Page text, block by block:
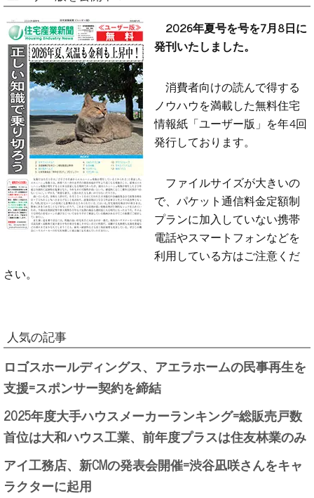
2026年夏号を号を7月8日に
発刊いたしました。
消費者向けの読んで得する
ノウハウを満載した無料住宅
情報紙「ユーザー版」を年4回
発行しております。
ファイルサイズが大きいの
で、パケット通信料金定額制
プランに加入していない携帯
電話やスマートフォンなどを
利用している方はご注意くだ
さい。
人気の記事
ロゴスホールディングス、アエラホームの民事再生を
支援=スポンサー契約を締結
2025年度大手ハウスメーカーランキング=総販売戸数
首位は大和ハウス工業、前年度プラスは住友林業のみ
アイ工務店、新CMの発表会開催=渋谷凪咲さんをキャ
ラクターに起用